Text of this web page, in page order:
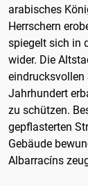
arabisches
Herrschern
spiegelt sich in
wider. Die
eindrucksvollen
Jahrhundert
zu schützen.
gepflasterten
Gebäude
Albarracíns